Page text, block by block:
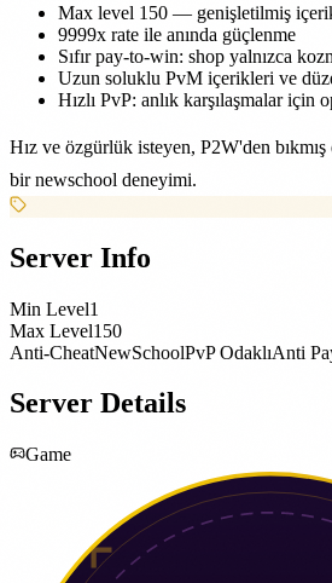
Max level 150 — genişletilmiş
9999x rate ile anında güçlenme
Sıfır pay-to-win: shop yalnızca
Uzun soluklu PvM içerikleri ve
Hızlı PvP: anlık karşılaşmalar için
Hız ve özgürlük isteyen, P2W'den
bir newschool deneyimi.
Server Info
Min Level1
Max Level150
Anti-CheatNewSchoolPvP OdaklıAnti
Server Details
Game